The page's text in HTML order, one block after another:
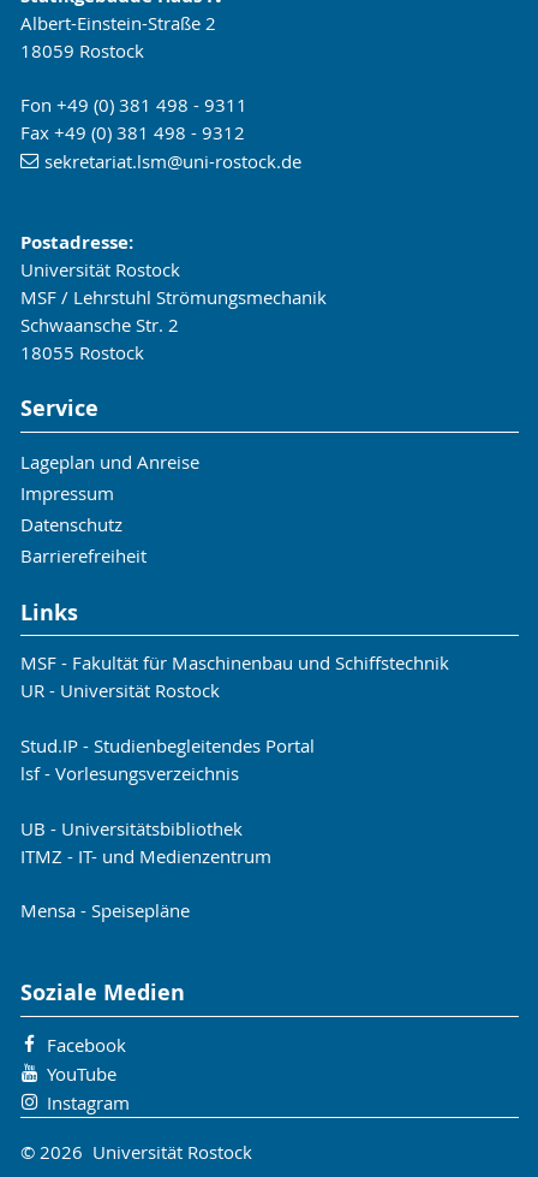
Albert-Einstein-Straße 2
18059 Rostock
Fon +49 (0) 381 498 - 9311
Fax +49 (0) 381 498 - 9312
sekretariat.lsm@uni-rostock.de
Postadresse:
Universität Rostock
MSF / Lehrstuhl Strömungsmechanik
Schwaansche Str. 2
18055 Rostock
Service
Lageplan und Anreise
Impressum
Datenschutz
Barrierefreiheit
Links
MSF - Fakultät für Maschinenbau und Schiffstechnik
UR - Universität Rostock
Stud.IP - Studienbegleitendes Portal
lsf - Vorlesungsverzeichnis
UB - Universitätsbibliothek
ITMZ - IT- und Medienzentrum
Mensa - Speisepläne
Soziale Medien
Facebook
YouTube
Instagram
© 2026 Universität Rostock